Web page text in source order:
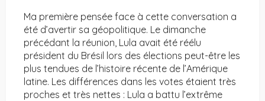
Ma première pensée face à cette conversation a
été d’avertir sa géopolitique. Le dimanche
précédant la réunion, Lula avait été réélu
président du Brésil lors des élections peut-être les
plus tendues de l’histoire récente de l’Amérique
latine. Les différences dans les votes étaient très
proches et très nettes : Lula a battu l’extrême